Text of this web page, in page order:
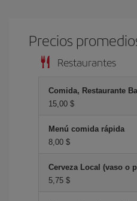
Precios
Restaurantes
Comida, Restaurante
15,00 $
Menú comida rápida
8,00 $
Cerveza Local (vaso o
5,75 $